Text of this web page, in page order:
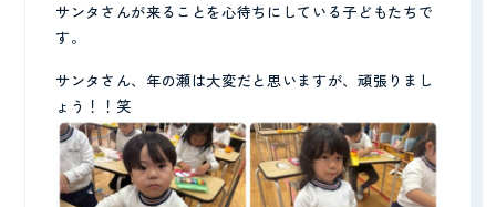
サンタさんが来ることを心待ちにしている子どもたちで
す。
サンタさん、年の瀬は大変だと思いますが、頑張りまし
ょう！！笑